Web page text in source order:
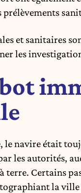
prélèvements
et sanitaires
les
navire était
les autorités,
terre. Certains
la